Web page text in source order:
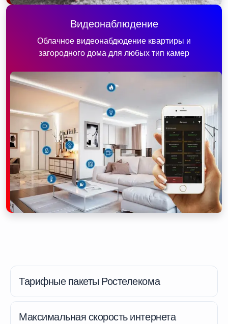
Видеонаблюдение
Облачное видеонабдюдение квартиры и
загородного дома для любых тип камер
Тарифные пакеты Ростелекома
Максимальная скорость интернета